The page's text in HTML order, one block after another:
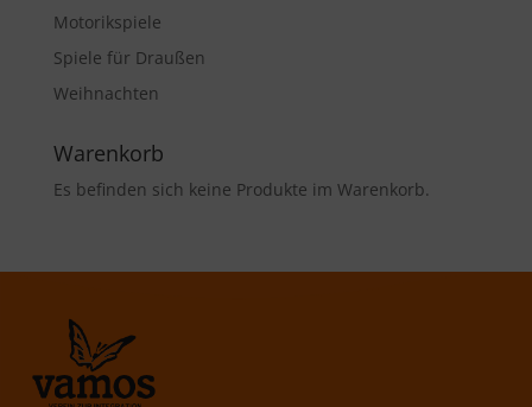
Motorikspiele
Spiele für Draußen
Weihnachten
Warenkorb
Es befinden sich keine Produkte im Warenkorb.